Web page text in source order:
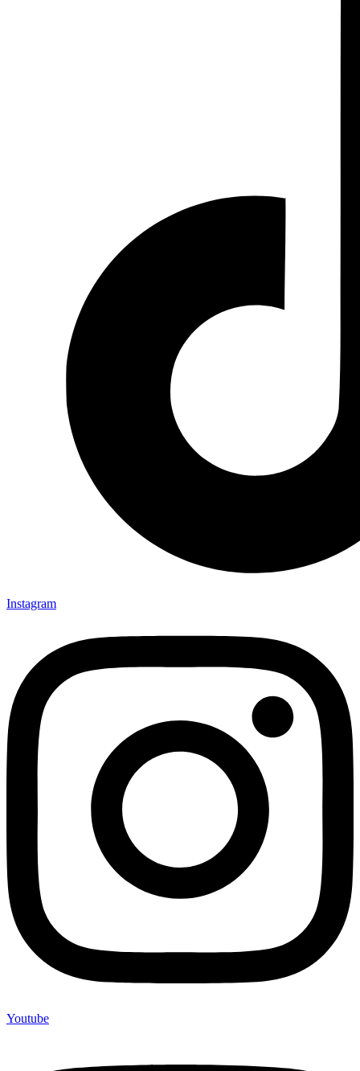
Instagram
Youtube